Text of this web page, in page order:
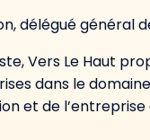
délégué général
Vers Le Haut
dans le
et de